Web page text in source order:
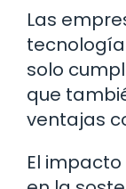
Las
solo
que
ventajas
El